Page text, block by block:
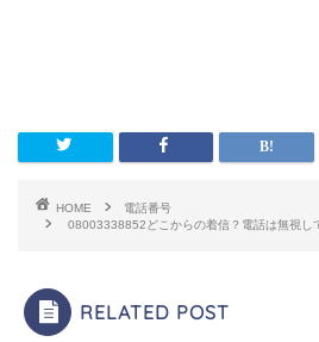
HOME
電話番号
08003338852どこからの着信？電話は無視し
RELATED POST